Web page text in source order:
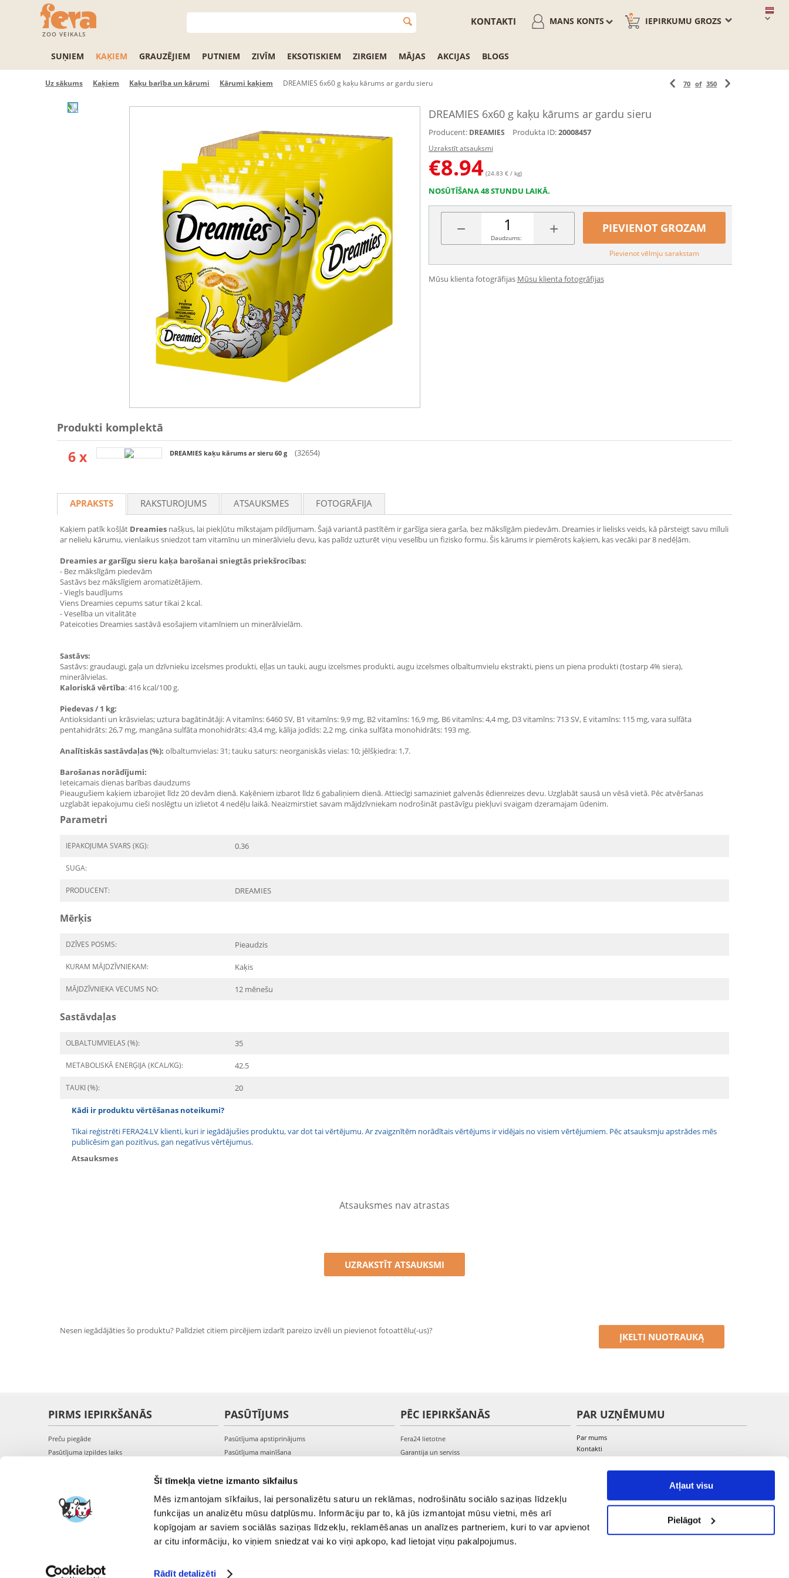
Šī tīmekļa vietne izmanto sīkfailus
Mēs izmantojam sīkfailus, lai personalizētu saturu un reklāmas, nodrošinātu sociālo saziņas līdzekļu
funkcijas un analizētu mūsu datplūsmu. Informāciju par to, kā jūs izmantojat mūsu vietni, mēs arī
kopīgojam ar saviem sociālās saziņas līdzekļu, reklamēšanas un analīzes partneriem, kuri to var apvienot
ar citu informāciju, ko viņiem sniedzat vai ko viņi apkopo, kad lietojat viņu pakalpojumus.
Rādīt detalizēti
Atļaut visu
Pielāgot
ZOO VEIKALS
IEPIRKUMU GROZS
0
MANS KONTS
KONTAKTI
SUŅIEM KAĶIEM GRAUZĒJIEM PUTNIEM ZIVĪM EKSOTISKIEM ZIRGIEM MĀJAS AKCIJAS BLOGS
Uz sākums Kaķiem Kaķu barība un kārumi Kārumi kaķiem DREAMIES 6x60 g kaķu kārums ar gardu sieru 70 of 350
DREAMIES 6x60 g kaķu kārums ar gardu sieru
Producent: DREAMIES Produkta ID:20008457
Uzrakstīt atsauksmi
€8.94 (24.83 € / kg)
NOSŪTĪŠANA 48 STUNDU LAIKĀ.
− +
Daudzums:
PIEVIENOT GROZAM
Pievienot vēlmju sarakstam
Mūsu klienta fotogrāfijas Mūsu klienta fotogrāfijas
Produkti komplektā
6 x DREAMIES kaķu kārums ar sieru 60 g (32654)
APRAKSTS RAKSTUROJUMS ATSAUKSMES FOTOGRĀFIJA
Kaķiem patīk košļāt Dreamies našķus, lai piekļūtu mīkstajam pildījumam. Šajā variantā pastītēm ir garšīga siera garša, bez mākslīgām piedevām. Dreamies ir lielisks veids, kā pārsteigt savu mīluli
ar nelielu kārumu, vienlaikus sniedzot tam vitamīnu un minerālvielu devu, kas palīdz uzturēt viņu veselību un fizisko formu. Šis kārums ir piemērots kaķiem, kas vecāki par 8 nedēļām.
Dreamies ar garšīgu sieru kaķa barošanai sniegtās priekšrocības:
- Bez mākslīgām piedevām
Sastāvs bez mākslīgiem aromatizētājiem.
- Viegls baudījums
Viens Dreamies cepums satur tikai 2 kcal.
- Veselība un vitalitāte
Pateicoties Dreamies sastāvā esošajiem vitamīniem un minerālvielām.
Sastāvs:
Sastāvs: graudaugi, gaļa un dzīvnieku izcelsmes produkti, eļļas un tauki, augu izcelsmes produkti, augu izcelsmes olbaltumvielu ekstrakti, piens un piena produkti (tostarp 4% siera),
minerālvielas.
Kaloriskā vērtība: 416 kcal/100 g.
Piedevas / 1 kg:
Antioksidanti un krāsvielas; uztura bagātinātāji: A vitamīns: 6460 SV, B1 vitamīns: 9,9 mg, B2 vitamīns: 16,9 mg, B6 vitamīns: 4,4 mg, D3 vitamīns: 713 SV, E vitamīns: 115 mg, vara sulfāta
pentahidrāts: 26,7 mg, mangāna sulfāta monohidrāts: 43,4 mg, kālija jodīds: 2,2 mg, cinka sulfāta monohidrāts: 193 mg.
Analītiskās sastāvdaļas (%): olbaltumvielas: 31; tauku saturs: neorganiskās vielas: 10; jēlšķiedra: 1,7.
Barošanas norādījumi:
Ieteicamais dienas barības daudzums
Pieaugušiem kaķiem izbarojiet līdz 20 devām dienā. Kaķēniem izbarot līdz 6 gabaliņiem dienā. Attiecīgi samaziniet galvenās ēdienreizes devu. Uzglabāt sausā un vēsā vietā. Pēc atvēršanas
uzglabāt iepakojumu cieši noslēgtu un izlietot 4 nedēļu laikā. Neaizmirstiet savam mājdzīvniekam nodrošināt pastāvīgu piekļuvi svaigam dzeramajam ūdenim.
Parametri
IEPAKOJUMA SVARS (KG): 0.36
SUGA:
PRODUCENT: DREAMIES
Mērķis
DZĪVES POSMS: Pieaudzis
KURAM MĀJDZĪVNIEKAM: Kaķis
MĀJDZĪVNIEKA VECUMS NO: 12 mēnešu
Sastāvdaļas
OLBALTUMVIELAS (%): 35
METABOLISKĀ ENERĢIJA (KCAL/KG): 42.5
TAUKI (%): 20
Kādi ir produktu vērtēšanas noteikumi?
Tikai reģistrēti FERA24.LV klienti, kuri ir iegādājušies produktu, var dot tai vērtējumu. Ar zvaigznītēm norādītais vērtējums ir vidējais no visiem vērtējumiem. Pēc atsauksmju apstrādes mēs
publicēsim gan pozitīvus, gan negatīvus vērtējumus.
Atsauksmes
Atsauksmes nav atrastas
UZRAKSTĪT ATSAUKSMI
Nesen iegādājāties šo produktu? Palīdziet citiem pircējiem izdarīt pareizo izvēli un pievienot fotoattēlu(-us)?
ĮKELTI NUOTRAUKĄ
PIRMS IEPIRKŠANĀS
Preču piegāde
Pasūtījuma izpildes laiks
Privātuma politika
PASŪTĪJUMS
Pasūtījuma apstiprinājums
Pasūtījuma mainīšana
Pieslēgšanās kontam
PĒC IEPIRKŠANĀS
Fera24 lietotne
Garantija un serviss
PAR UZŅĒMUMU
Par mums
Kontakti